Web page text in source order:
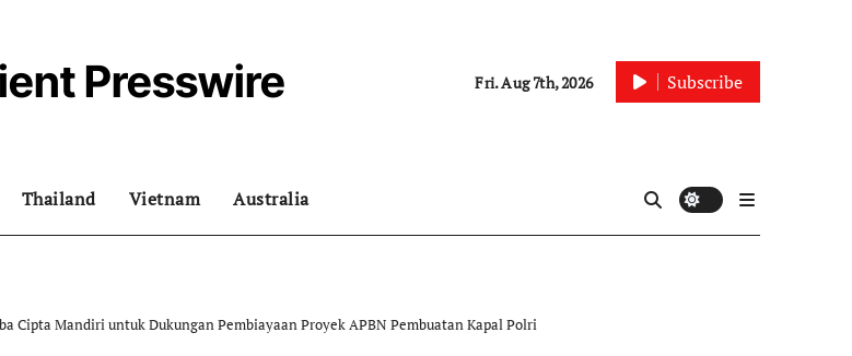
Presswire Fri. Aug 7th, 2026 Subscribe
Thailand Vietnam Australia
Cipta Mandiri untuk Dukungan Pembiayaan Proyek APBN Pembuatan Kapal Polri